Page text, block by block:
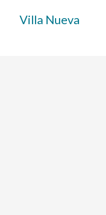
Villa Nueva